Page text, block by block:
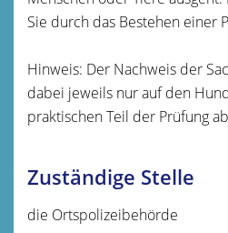
Sie durch das Bestehen einer
Hinweis: Der Nachweis der
dabei jeweils nur auf den
praktischen Teil der Prüfung
Zuständige Stelle
die Ortspolizeibehörde